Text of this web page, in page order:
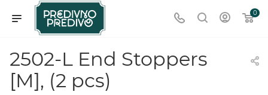
0
2502-L End Stoppers
[M], (2 pcs)